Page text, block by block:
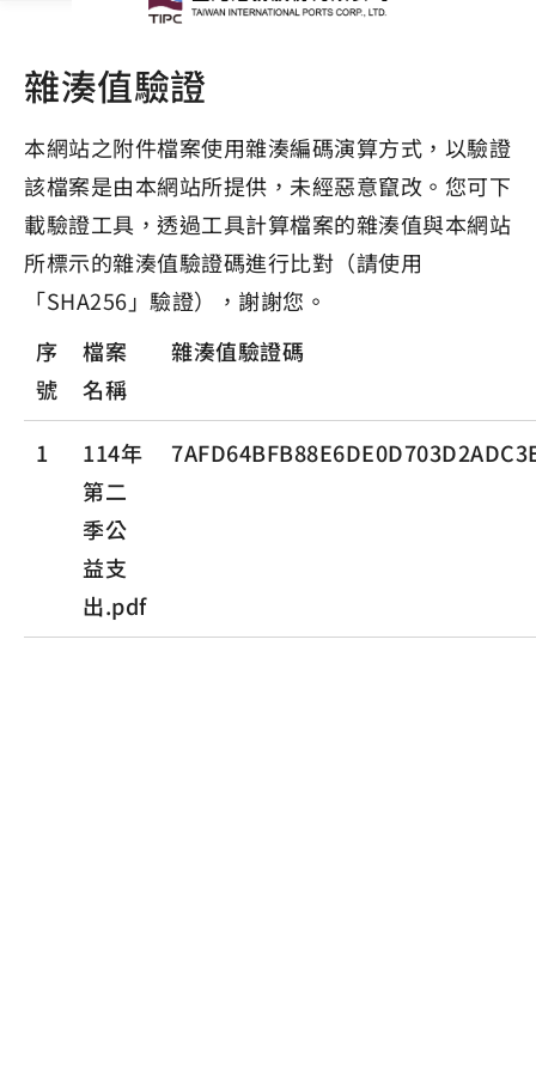
雜湊值驗證
本網站之附件檔案使用雜湊編碼演算方式，以驗證
該檔案是由本網站所提供，未經惡意竄改。您可下
載驗證工具，透過工具計算檔案的雜湊值與本網站
所標示的雜湊值驗證碼進行比對（請使用
「SHA256」驗證），謝謝您。
序
號
檔案
名稱
雜湊值驗證碼
1
114年
第二
季公
益支
出.pdf